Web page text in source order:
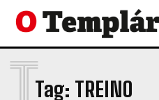
Tag: TREINO